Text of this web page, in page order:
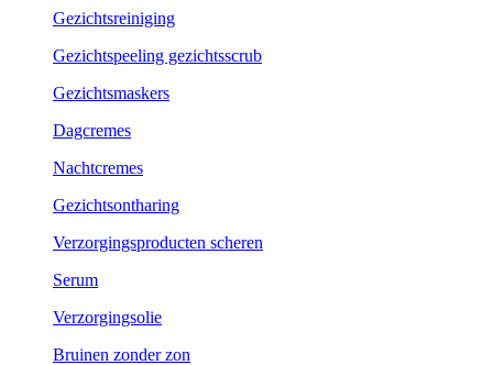
Gezichtsreiniging
Gezichtspeeling gezichtsscrub
Gezichtsmaskers
Dagcremes
Nachtcremes
Gezichtsontharing
Verzorgingsproducten scheren
Serum
Verzorgingsolie
Bruinen zonder zon